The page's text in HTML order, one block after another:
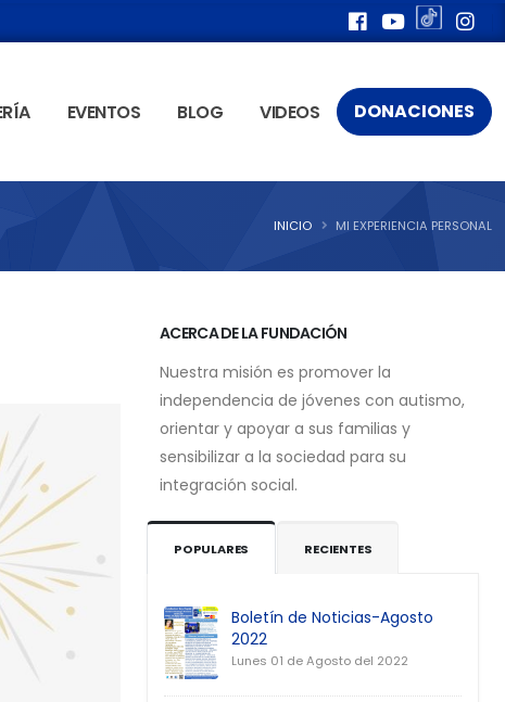
EVENTOS BLOG VIDEOS DONACIONES
INICIO MI EXPERIENCIA PERSONAL
ACERCA DE LA FUNDACIÓN
Nuestra misión es promover la
independencia de jóvenes con autismo,
orientar y apoyar a sus familias y
sensibilizar a la sociedad para su
integración social.
POPULARES RECIENTES
Boletín de Noticias-Agosto
2022
Lunes 01 de Agosto del 2022